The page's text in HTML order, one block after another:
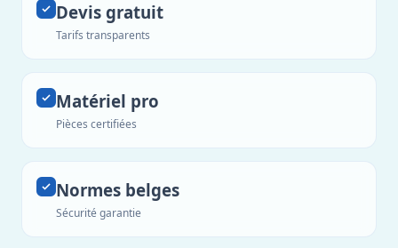
Devis gratuit
Tarifs transparents
Matériel pro
Pièces certifiées
Normes belges
Sécurité garantie